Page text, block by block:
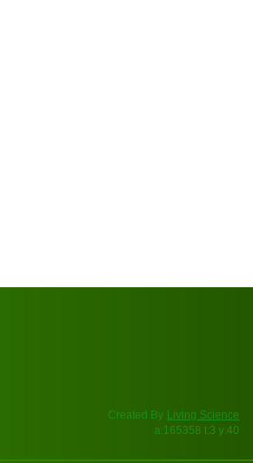
Created By Living Science
a:165358 t:3 y:40